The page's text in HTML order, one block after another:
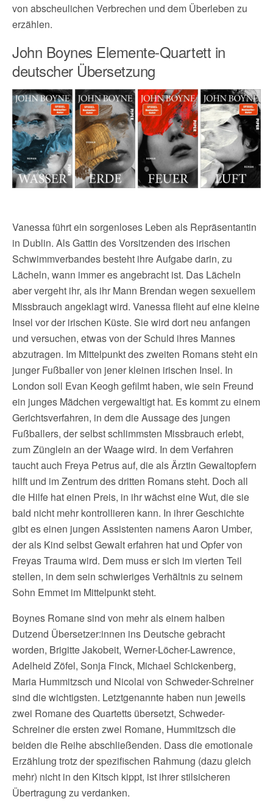
von abscheulichen Verbrechen und dem Überleben zu
erzählen.
John Boynes Elemente-Quartett in
deutscher Übersetzung
Vanessa führt ein sorgenloses Leben als Repräsentantin
in Dublin. Als Gattin des Vorsitzenden des irischen
Schwimmverbandes besteht ihre Aufgabe darin, zu
Lächeln, wann immer es angebracht ist. Das Lächeln
aber vergeht ihr, als ihr Mann Brendan wegen sexuellem
Missbrauch angeklagt wird. Vanessa flieht auf eine kleine
Insel vor der irischen Küste. Sie wird dort neu anfangen
und versuchen, etwas von der Schuld ihres Mannes
abzutragen. Im Mittelpunkt des zweiten Romans steht ein
junger Fußballer von jener kleinen irischen Insel. In
London soll Evan Keogh gefilmt haben, wie sein Freund
ein junges Mädchen vergewaltigt hat. Es kommt zu einem
Gerichtsverfahren, in dem die Aussage des jungen
Fußballers, der selbst schlimmsten Missbrauch erlebt,
zum Zünglein an der Waage wird. In dem Verfahren
taucht auch Freya Petrus auf, die als Ärztin Gewaltopfern
hilft und im Zentrum des dritten Romans steht. Doch all
die Hilfe hat einen Preis, in ihr wächst eine Wut, die sie
bald nicht mehr kontrollieren kann. In ihrer Geschichte
gibt es einen jungen Assistenten namens Aaron Umber,
der als Kind selbst Gewalt erfahren hat und Opfer von
Freyas Trauma wird. Dem muss er sich im vierten Teil
stellen, in dem sein schwieriges Verhältnis zu seinem
Sohn Emmet im Mittelpunkt steht.
Boynes Romane sind von mehr als einem halben
Dutzend Übersetzer:innen ins Deutsche gebracht
worden, Brigitte Jakobeit, Werner-Löcher-Lawrence,
Adelheid Zöfel, Sonja Finck, Michael Schickenberg,
Maria Hummitzsch und Nicolai von Schweder-Schreiner
sind die wichtigsten. Letztgenannte haben nun jeweils
zwei Romane des Quartetts übersetzt, Schweder-
Schreiner die ersten zwei Romane, Hummitzsch die
beiden die Reihe abschließenden. Dass die emotionale
Erzählung trotz der spezifischen Rahmung (dazu gleich
mehr) nicht in den Kitsch kippt, ist ihrer stilsicheren
Übertragung zu verdanken.